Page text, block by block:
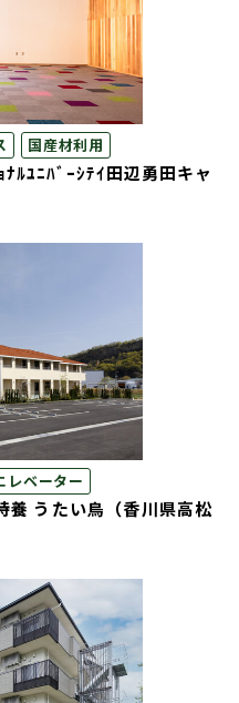
国産材利用
ﾙﾕﾆﾊﾞｰｼﾃｲ田辺勇田キャ
レベーター
養 うたい鳥（香川県高松